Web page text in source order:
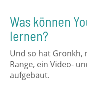
Was können
lernen?
Und so hat Gronkh,
Range, ein Video-
aufgebaut.